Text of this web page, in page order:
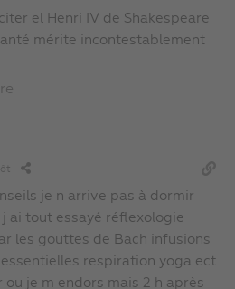
el Henri IV de Shakespeare
mérite incontestablement
je n arrive pas à dormir
ai tout essayé réflexologie
les gouttes de Bach infusions
respiration yoga ect
ou je m endors mais 2 h après